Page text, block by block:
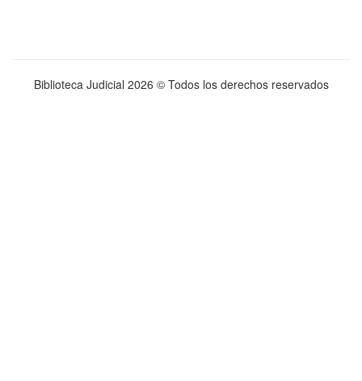
Biblioteca Judicial 2026 © Todos los derechos reservados